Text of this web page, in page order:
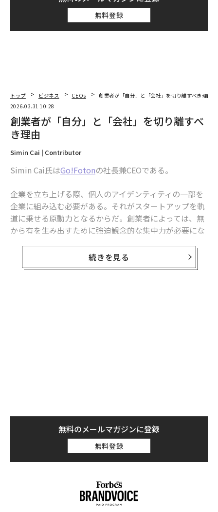
無料登録
トップ ビジネス CEOs
創業者が「自分」と「会社」を切り離すべき理由
2026.03.31 10:28
創業者が「自分」と「会社」を切り離すべ
き理由
Simin Cai | Contributor
Simin Cai氏はGo!Fotonの社長兼CEOである。
企業を立ち上げる際、個人のアイデンティティの一部を
企業に組み込む必要がある。それがスタートアップを軌
道に乗せる原動力となるからだ。創業者によっては、無
から有を生み出すために強迫観念的な集中力が必要にな
者は必然的に岐路に立たされる。
らないサインだ。
問題は、その線があまりにも曖昧になり、手放すことが
困難になることだ。
これが思ったより難しい理由
ノーム・ワッサーマン氏の
続きを見る
無料のメールマガジンに登録
無料登録